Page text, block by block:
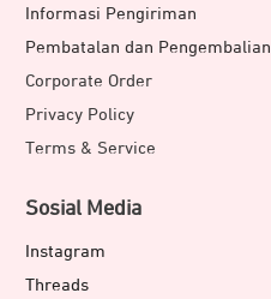
Informasi Pengiriman
Pembatalan dan Pengembalian
Corporate Order
Privacy Policy
Terms & Service
Sosial Media
Instagram
Threads